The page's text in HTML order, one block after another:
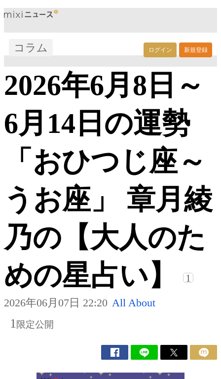
ログイン 新規登録
コラム
2026年6月8日～
6月14日の運勢
「おひつじ座～
うお座」 章月綾
乃の【大人のた
めの星占い】
1
2026年06月07日 22:20 All About
1 限定公開